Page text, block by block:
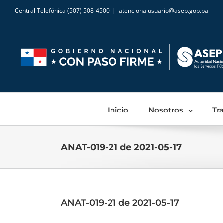
Central Telefónica (507) 508-4500 | atencionalusuario@asep.gob.pa
Inicio Nosotros
ANAT-019-21 de 2021-05-17
ANAT-019-21 de 2021-05-17